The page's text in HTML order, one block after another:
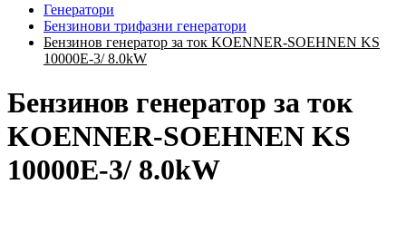
Генератори
Бензинови трифазни генератори
Бензинов генератор за ток KOENNER-SOEHNEN KS
10000E-3/ 8.0kW
Бензинов генератор за ток
KOENNER-SOEHNEN KS
10000E-3/ 8.0kW